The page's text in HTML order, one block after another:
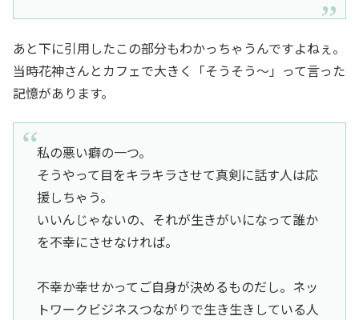
あと下に引用したこの部分もわかっちゃうんですよねぇ。
当時花神さんとカフェで大きく「そうそう～」って言った
記憶があります。
私の悪い癖の一つ。
そうやって目をキラキラさせて真剣に話す人は応
援しちゃう。
いいんじゃないの、それが生きがいになって誰か
を不幸にさせなければ。
不幸か幸せかってご自身が決めるものだし。ネッ
トワークビジネスつながりで生き生きしている人